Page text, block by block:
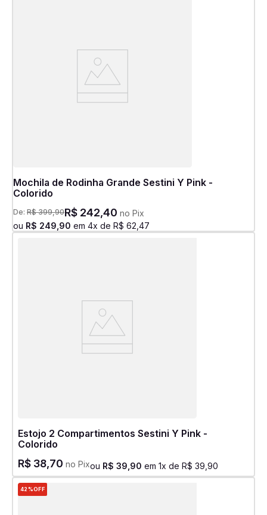
Mochila de Rodinha Grande Sestini Y Pink -
Colorido
De: R$ 399,90R$ 242,40 no Pix
ou R$ 249 90 em 4x de R$ 62 47
Estojo 2 Compartimentos Sestini Y Pink -
Colorido
R$ 38,70 no Pixou R$ 39 90 em 1x de R$ 39 90
42%OFF